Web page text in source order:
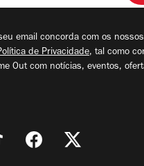
email concorda com os nossos
de Privacidade, tal como
Out com notícias, eventos,